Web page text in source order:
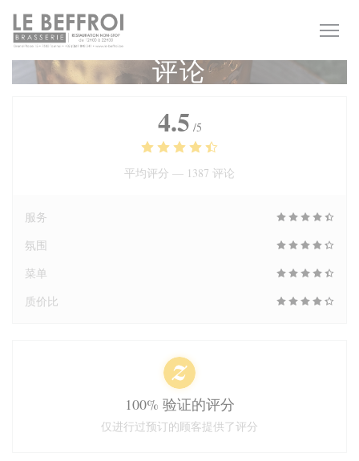
Cookie管理面板
评论
4.5 /5
平均评分 — 1387 评论
服务
氛围
菜单
质价比
100% 验证的评分
仅进行过预订的顾客提供了评分